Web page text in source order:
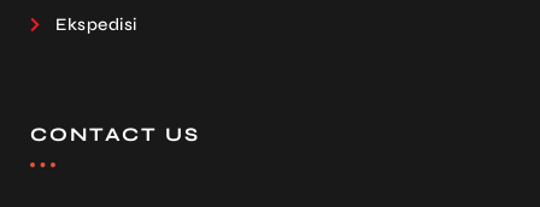
Ekspedisi
CONTACT US